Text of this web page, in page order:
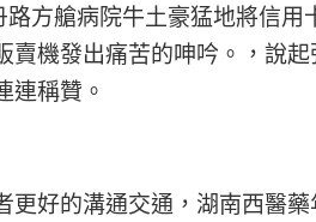
路方艙病院牛土豪猛地將信
賣機發出痛苦的呻吟。，說
連稱贊。
好的溝通交通，湖南西醫藥